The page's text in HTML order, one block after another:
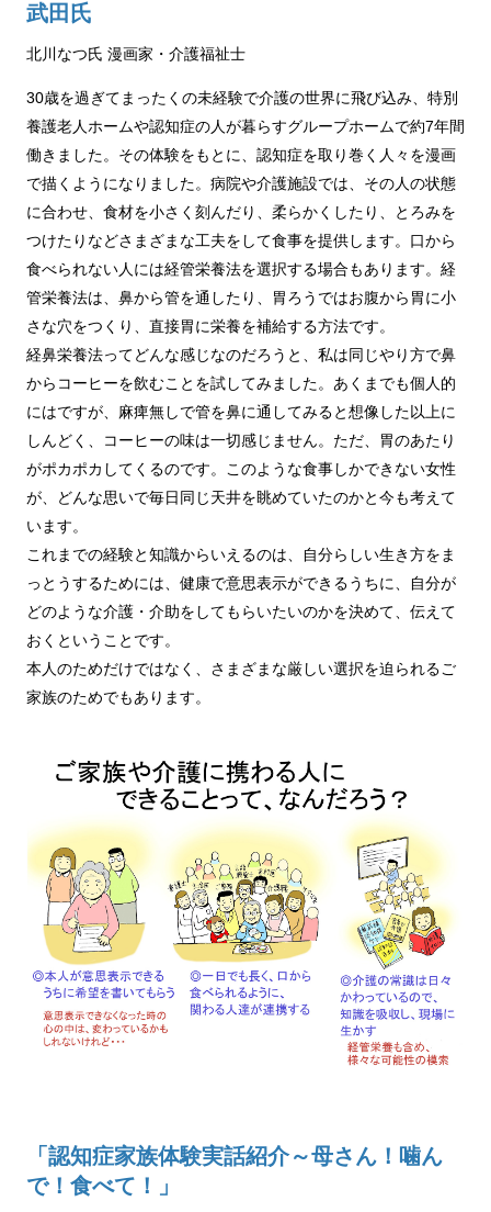
武田氏
北川なつ氏 漫画家・介護福祉士
30歳を過ぎてまったくの未経験で介護の世界に飛び込み、特別
養護老人ホームや認知症の人が暮らすグループホームで約7年間
働きました。その体験をもとに、認知症を取り巻く人々を漫画
で描くようになりました。病院や介護施設では、その人の状態
に合わせ、食材を小さく刻んだり、柔らかくしたり、とろみを
つけたりなどさまざまな工夫をして食事を提供します。口から
食べられない人には経管栄養法を選択する場合もあります。経
管栄養法は、鼻から管を通したり、胃ろうではお腹から胃に小
さな穴をつくり、直接胃に栄養を補給する方法です。
経鼻栄養法ってどんな感じなのだろうと、私は同じやり方で鼻
からコーヒーを飲むことを試してみました。あくまでも個人的
にはですが、麻痺無しで管を鼻に通してみると想像した以上に
しんどく、コーヒーの味は一切感じません。ただ、胃のあたり
がポカポカしてくるのです。このような食事しかできない女性
が、どんな思いで毎日同じ天井を眺めていたのかと今も考えて
います。
これまでの経験と知識からいえるのは、自分らしい生き方をま
っとうするためには、健康で意思表示ができるうちに、自分が
どのような介護・介助をしてもらいたいのかを決めて、伝えて
おくということです。
本人のためだけではなく、さまざまな厳しい選択を迫られるご
家族のためでもあります。
「認知症家族体験実話紹介～母さん！噛ん
で！食べて！」